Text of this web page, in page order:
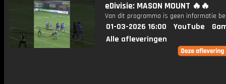
eDivisie: MASON MOUNT 🔥🔥
Van dit programma is geen informatie
01-03-2026 16:00 YouTube
Alle afleveringen